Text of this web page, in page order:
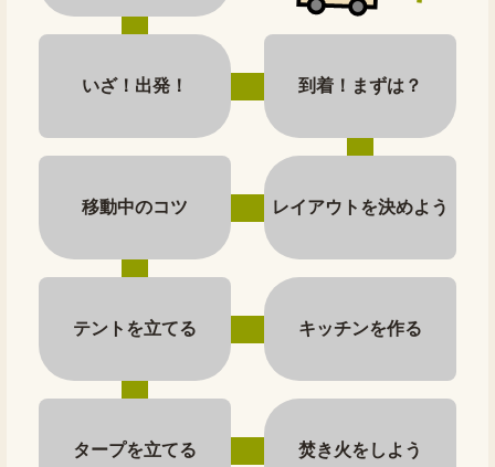
いざ！出発！ 到着！まずは？
移動中のコツ レイアウトを決めよう
テントを立てる キッチンを作る
タープを立てる 焚き火をしよう